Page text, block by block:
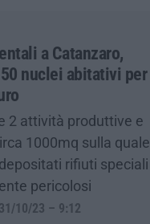
a Catanzaro,
nuclei abitativi per
2 attività produttive e
1000mq sulla quale
rifiuti speciali
pericolosi
10/23 – 9:12